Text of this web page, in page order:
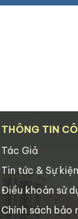
THÔNG TIN
Tác Giả
Tin tức & Sự kiện
Điều khoản sử
Chính sách bảo